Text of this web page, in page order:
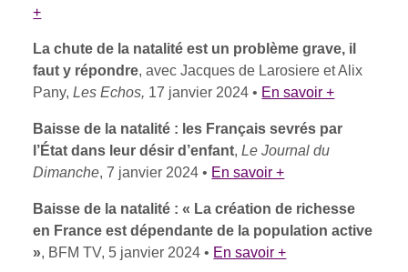
+
La chute de la natalité est un problème grave, il
faut y répondre, avec Jacques de Larosiere et Alix
Pany,Les Echos, 17 janvier 2024 • En savoir +
Baisse de la natalité : les Français sevrés par
l’État dans leur désir d’enfant,Le Journal du
Dimanche, 7 janvier 2024 • En savoir +
Baisse de la natalité : « La création de richesse
en France est dépendante de la population active
», BFM TV, 5 janvier 2024 • En savoir +